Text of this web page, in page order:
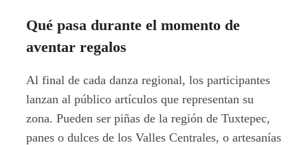
Qué pasa durante el momento de
aventar regalos
Al final de cada danza regional, los participantes
lanzan al público artículos que representan su
zona. Pueden ser piñas de la región de Tuxtepec,
panes o dulces de los Valles Centrales, o artesanías